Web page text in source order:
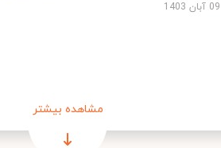
09 آبان 1403
مشاهده بیشتر